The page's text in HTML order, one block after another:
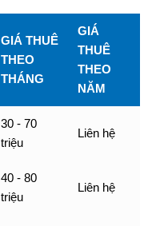
GIÁ THUÊ
THEO
THÁNG
GIÁ
THUÊ
THEO
NĂM
30 - 70
triệu
Liên hệ
40 - 80
triệu
Liên hệ